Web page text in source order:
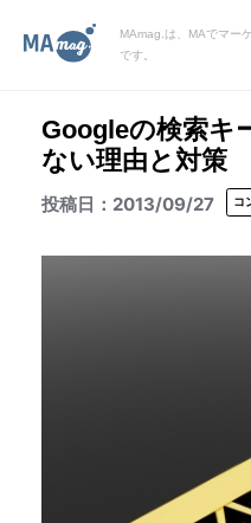
MAmag.は、MAでマー
です。
Googleの検索キ
ない理由と対策
2013/09/27 コ